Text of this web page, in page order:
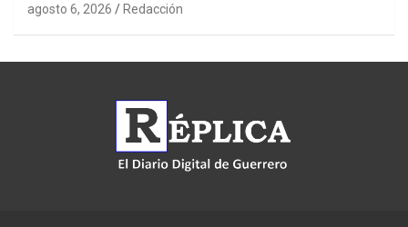
agosto 6, 2026 Redacción